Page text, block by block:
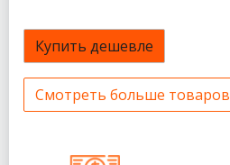
Купить дешевле
Смотреть больше товаров